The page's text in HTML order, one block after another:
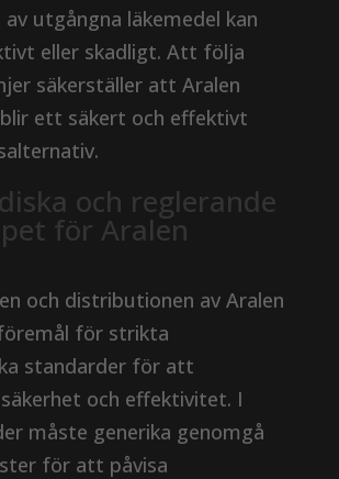
av utgångna läkemedel kan
eller skadligt. Att följa
säkerställer att Aralen
ett säkert och effektivt
och reglerande
för Aralen
och distributionen av Aralen
för strikta
standarder för att
och effektivitet. I
måste generika genomgå
för att påvisa